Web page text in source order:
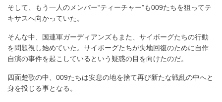
そして、もう一人のメンバー“ティーチャー”も009たちを狙ってテ
キサスへ向かっていた。
そんな中、国連軍ガーディアンズもまた、サイボーグたちの行動
を問題視し始めていた。サイボーグたちが失地回復のために自作
自演の事件を起こしているという疑惑の目を向けたのだ。
四面楚歌の中、009たちは安息の地を捨て再び新たな戦乱の中へと
身を投じる事となる。